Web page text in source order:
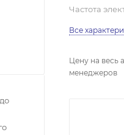
Частота
Все
Цену на весь
менеджеров